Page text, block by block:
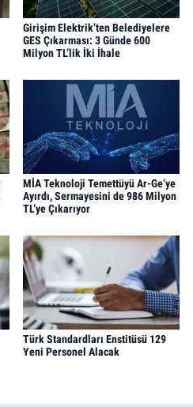
Girişim Elektrik’ten Belediyelere
GES Çıkarması: 3 Günde 600
Milyon TL’lik İki İhale
MİA Teknoloji Temettüyü Ar-Ge’ye
Ayırdı, Sermayesini de 986 Milyon
TL’ye Çıkarıyor
Türk Standardları Enstitüsü 129
Yeni Personel Alacak